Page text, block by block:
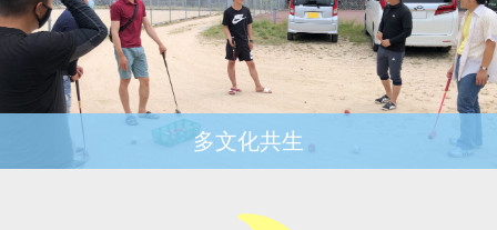
多文化共生